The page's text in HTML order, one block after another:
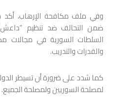
وفي ملف مكافحة الإرهاب، أكد
ضمن التحالف ضد تنظيم
السلطات السورية في مجالات
والقدرات والتدريب.
كما شدد على ضرورة أن تسيطر
لمصلحة السوريين ولمصلحة الجميع.